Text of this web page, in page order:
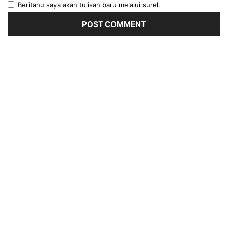
Beritahu saya akan tulisan baru melalui surel.